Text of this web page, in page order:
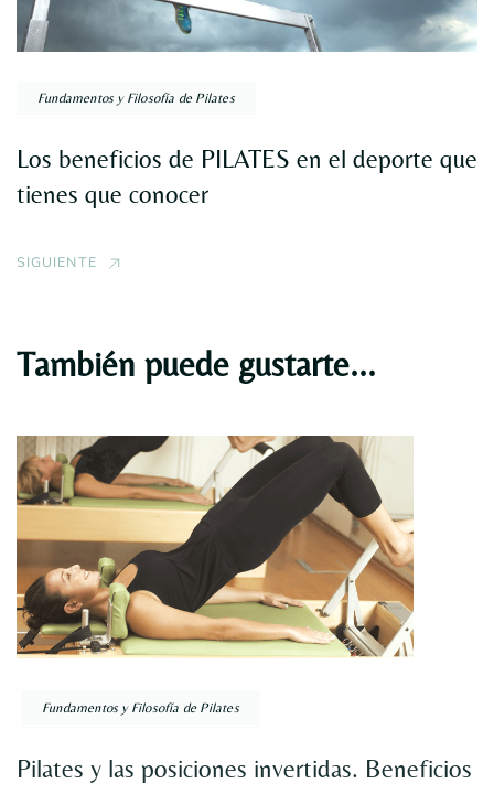
Fundamentos y Filosofía de Pilates
Los beneficios de PILATES en el deporte que
tienes que conocer
SIGUIENTE
También puede gustarte...
Fundamentos y Filosofía de Pilates
Pilates y las posiciones invertidas. Beneficios